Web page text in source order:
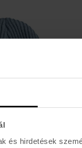
és hirdetések